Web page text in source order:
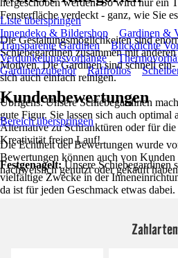
hergeschoben werden. So wird nur ein
Fensterfläche verdeckt - ganz, wie Sie
Die Gestaltungsmöglichkeiten sind
Schiebegardinen zusammen mit
Motiven. Die Gardinen sind schnell ein-
sich auch einfach reinigen.
Übrigens: Unsere Schiebegardinen
gute Figur. Sie lassen sich auch optimal
Alternative zu Schranktüren oder für
Kreativität freien Lauf!
Festgenagelt:Unsere Schiebegardinen
vielfältige Zwecke in der
da ist für jeden Geschmack etwas dabei.
Liste überspringen
Innendeko & Bildershop
Gardinen &
Transparente Gardinen
Blickdichte
Verdunkelungsvorhänge
Gardinenzubehör
Raffrollos
Kundenbewertungen
Bereich überspringen
Die Echtheit der Bewertungen wurde
Bewertungen können auch von
nachweislich genutzt oder gekauft
Zahlarten